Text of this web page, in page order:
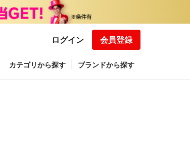
ログイン 会員登録
カテゴリから探す ブランドから探す